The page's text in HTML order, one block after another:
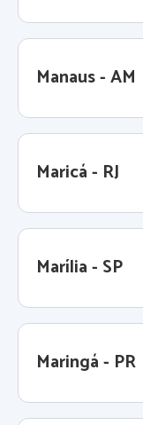
Manaus - AM
Maricá - RJ
Marília - SP
Maringá - PR